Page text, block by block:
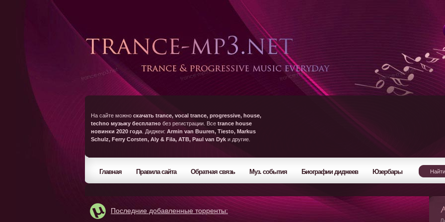
На сайте можно скачать trance, vocal trance, progressive, house,
techno музыку бесплатно без регистрации. Все trance house
новинки 2020 года . Диджеи: Armin van Buuren, Tiesto, Markus
Schulz, Ferry Corsten, Aly & Fila, ATB, Paul van Dyk и другие.
Главная Правила сайта Обратная связь Муз. события Биографии диджеев Юзербары
Последние добавленные торренты: